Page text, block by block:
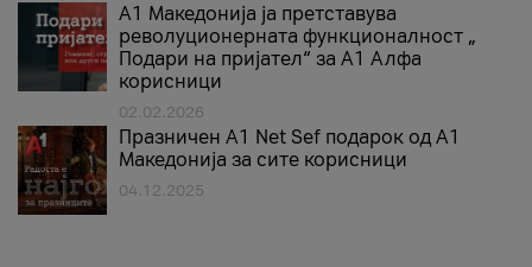
А1 Македонија ја претставува
револуционерната функционалност „
Подари на пријател“ за А1 Алфа
корисници
02.02.2026
Празничен A1 Net Sеf подарок од А1
Македонија за сите корисници
04.12.2025